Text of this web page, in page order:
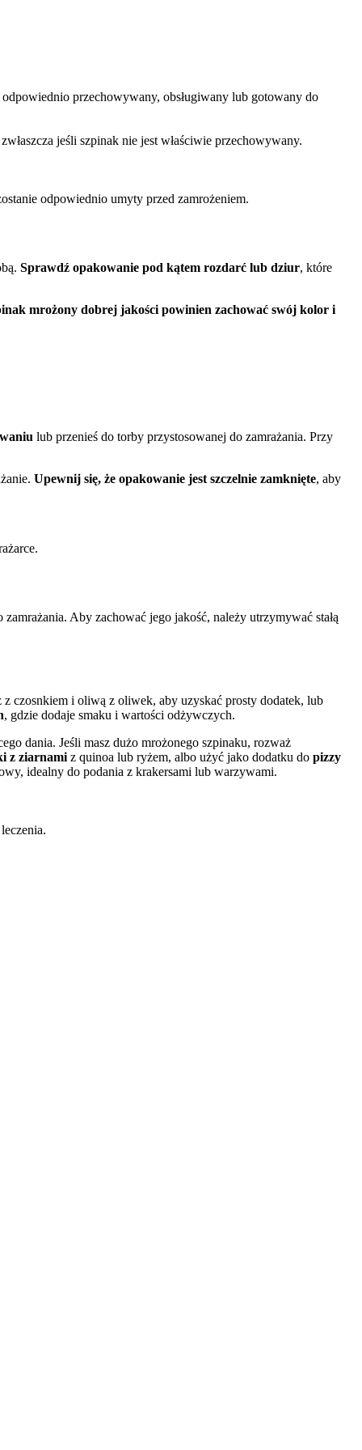
przechowywany, obsługiwany lub gotowany do
jeśli szpinak nie jest właściwie przechowywany.
odpowiednio umyty przed zamrożeniem.
Sprawdź opakowanie pod kątem rozdarć lub dziur, które
mrożony dobrej jakości powinien zachować swój kolor i
lub przenieś do torby przystosowanej do zamrażania. Przy
Upewnij się, że opakowanie jest szczelnie zamknięte, aby
Aby zachować jego jakość, należy utrzymywać stałą
czosnkiem i oliwą z oliwek, aby uzyskać prosty dodatek, lub
, gdzie dodaje smaku i wartości odżywczych.
dania. Jeśli masz dużo mrożonego szpinaku, rozważ
z ziarnami z quinoa lub ryżem, albo użyć jako dodatku do pizzy
idealny do podania z krakersami lub warzywami.